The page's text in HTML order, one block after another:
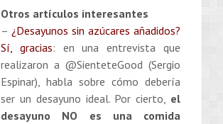
Otros artículos interesantes
– ¿Desayunos sin azúcares añadidos?
Sí, gracias: en una entrevista que
realizaron a @SienteteGood (Sergio
Espinar), habla sobre cómo debería
ser un desayuno ideal. Por cierto, el
desayuno NO es una comida